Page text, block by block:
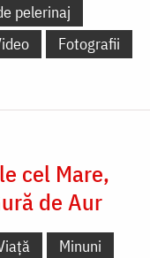
pelerinaj
Fotografii
cel Mare,
de Aur
Minuni